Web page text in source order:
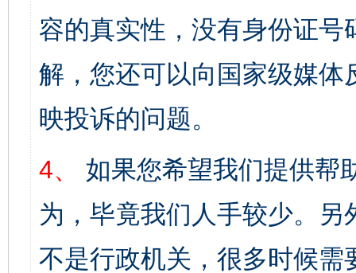
容的真实性，没有身份证
解，您还可以向国家级媒
映投诉的问题。
4、
如果您希望我们提供帮
为，毕竟我们人手较少。
不是行政机关，很多时候